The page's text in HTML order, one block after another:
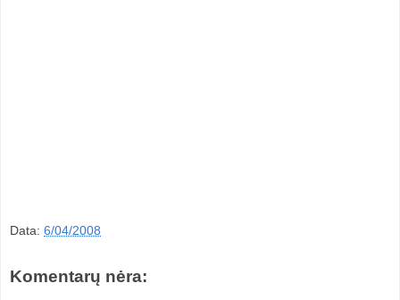
Data: 6/04/2008
Komentarų nėra: